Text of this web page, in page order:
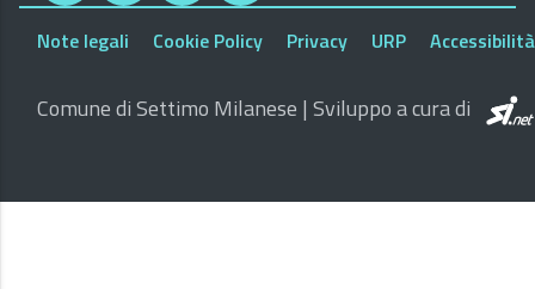
Note legali Cookie Policy Privacy URP Accessibilità
Comune di Settimo Milanese | Sviluppo a cura di